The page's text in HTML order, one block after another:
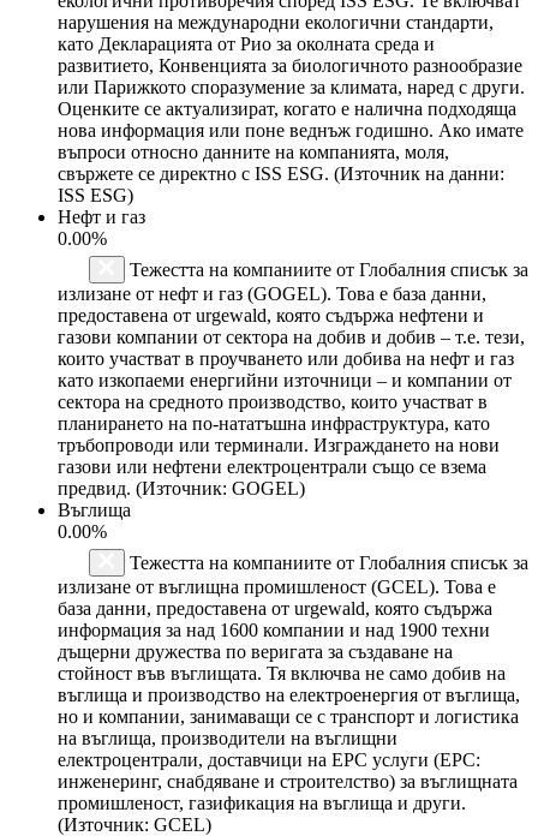
нарушения на международни екологични стандарти,
като Декларацията от Рио за околната среда и
развитието, Конвенцията за биологичното разнообразие
или Парижкото споразумение за климата, наред с други.
Оценките се актуализират, когато е налична подходяща
нова информация или поне веднъж годишно. Ако имате
въпроси относно данните на компанията, моля,
свържете се директно с ISS ESG. (Източник на данни:
ISS ESG)
Нефт и газ
0.00%
Тежестта на компаниите от Глобалния списък за
излизане от нефт и газ (GOGEL). Това е база данни,
предоставена от urgewald, която съдържа нефтени и
газови компании от сектора на добив и добив – т.е. тези,
които участват в проучването или добива на нефт и газ
като изкопаеми енергийни източници – и компании от
сектора на средното производство, които участват в
планирането на по-нататъшна инфраструктура, като
тръбопроводи или терминали. Изграждането на нови
газови или нефтени електроцентрали също се взема
предвид. (Източник: GOGEL)
Въглища
0.00%
Тежестта на компаниите от Глобалния списък за
излизане от въглищна промишленост (GCEL). Това е
база данни, предоставена от urgewald, която съдържа
информация за над 1600 компании и над 1900 техни
дъщерни дружества по веригата за създаване на
стойност във въглищата. Тя включва не само добив на
въглища и производство на електроенергия от въглища,
но и компании, занимаващи се с транспорт и логистика
на въглища, производители на въглищни
електроцентрали, доставчици на EPC услуги (EPC:
инженеринг, снабдяване и строителство) за въглищната
промишленост, газификация на въглища и други.
(Източник: GCEL)